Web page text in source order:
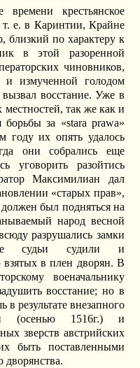
крестьянское
е. в Каринтии, Крайне
близкий по характеру к
в этой разоренной
чиновников,
и измученной голодом
восстание. Уже в
местностей, так же как и
за «stara prawa»
году их опять удалось
они собрались еще
уговорить разойтись
Максимилиан дал
«старых прав»,
был подняться на
народ весной
разрушались замки
судьи судили и
взятых в плен дворян. В
военачальнику
восстание; но в
результате внезапного
(осенью 1516г.) и
зверств австрийских
быть поставленными
дворянства.